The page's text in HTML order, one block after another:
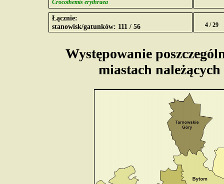
Crocothemis erythraea
Łącznie:
stanowisk/gatunków: 111 / 56
4 / 29
Występowanie
miastach